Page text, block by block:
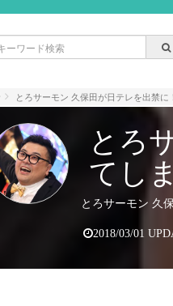
とろサーモン 久保田が日テレを出禁
とろ
てし
とろサーモン 久
2018/03/01